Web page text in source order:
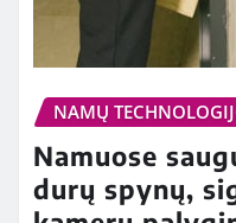
NAMŲ
Namuose
durų spynų,